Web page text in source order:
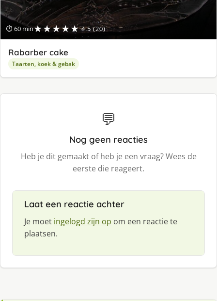
⏱ 60 min★★★★★ 4.5 (20)
Rabarber cake
Taarten, koek & gebak
💬
Nog geen reacties
Heb je dit gemaakt of heb je een vraag? Wees de
eerste die reageert.
Laat een reactie achter
Je moet ingelogd zijn op om een reactie te
plaatsen.